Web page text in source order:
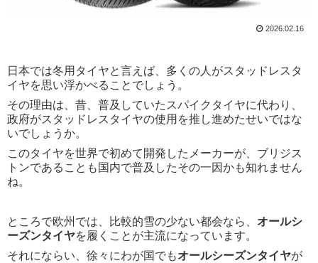
2026.02.16
日本では冬用タイヤと言えば、多くの人がスタッドレスタ
イヤを思い浮かべることでしょう。
その理由は、昔、普及していたスパイクタイヤに代わり、
政府がスタッドレスタイヤの使用を推し進めたせいではな
いでしょうか。
このタイヤを世界で初めて開発したメーカーが、ブリジス
トンであることも国内で普及したその一因かも知れません
ね。
ところで欧州では、比較的雪の少ない都会なら、 オールシ
ーズンタイヤを履くことが主流になっています。
それにならい、徐々にわが国でもオールシーズンタイヤが